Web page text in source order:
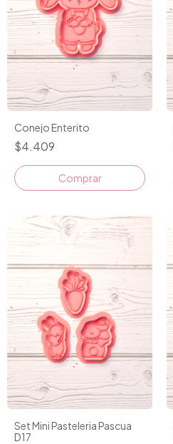
Conejo Enterito
$4.409
Comprar
Set Mini Pasteleria Pascua
D17